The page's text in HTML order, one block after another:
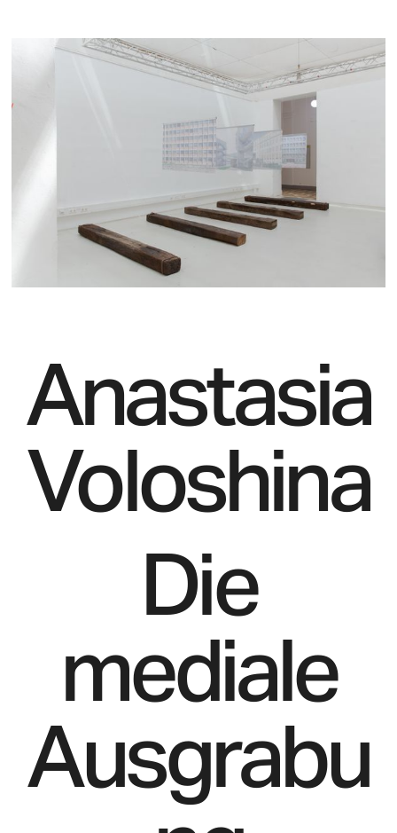
Anastasia
Voloshina
Die
mediale
Ausgrabu